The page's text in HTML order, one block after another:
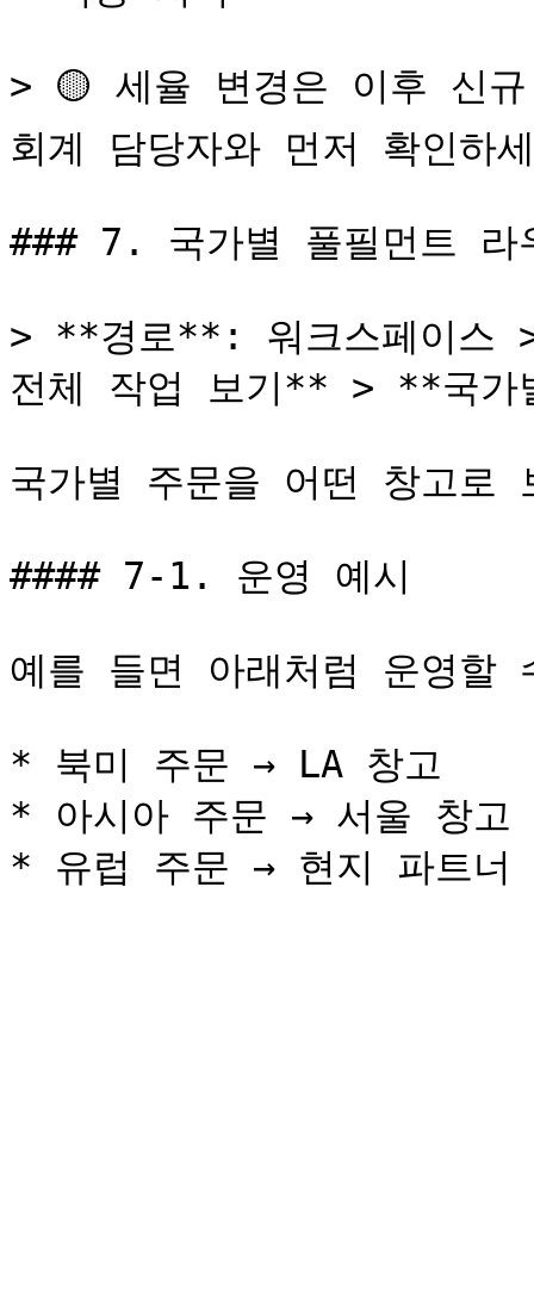
> 🟡 세율 변경은 이후 신
회계 담당자와 먼저 확인하
### 7. 국가별 풀필먼트 라
> **경로**: 워크스페이스
전체 작업 보기** > **국가
국가별 주문을 어떤 창고로
#### 7-1. 운영 예시
예를 들면 아래처럼 운영할
* 북미 주문 → LA 창고
* 아시아 주문 → 서울 창고